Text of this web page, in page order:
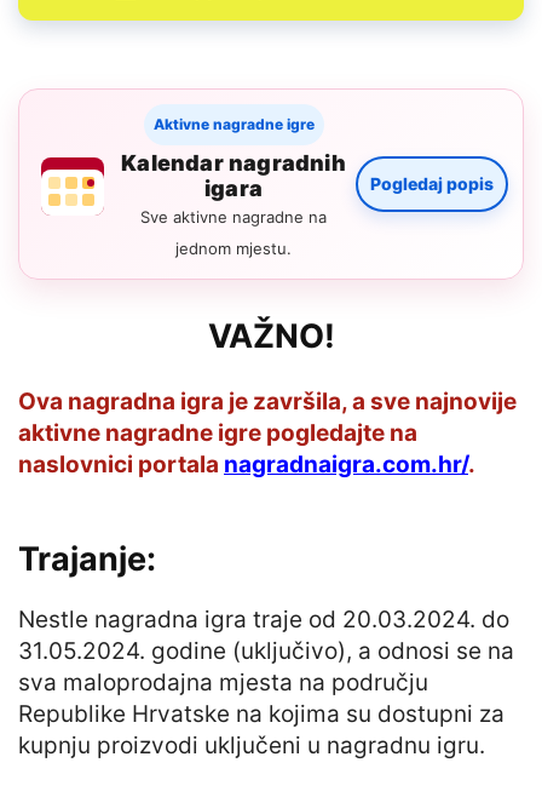
Aktivne nagradne igre
Kalendar nagradnih
igara
Sve aktivne nagradne na
jednom mjestu.
Pogledaj popis
VAŽNO!
Ova nagradna igra je završila, a sve najnovije
aktivne nagradne igre pogledajte na
naslovnici portala nagradnaigra.com.hr/.
Trajanje:
Nestle nagradna igra traje od 20.03.2024. do
31.05.2024. godine (uključivo), a odnosi se na
sva maloprodajna mjesta na području
Republike Hrvatske na kojima su dostupni za
kupnju proizvodi uključeni u nagradnu igru.